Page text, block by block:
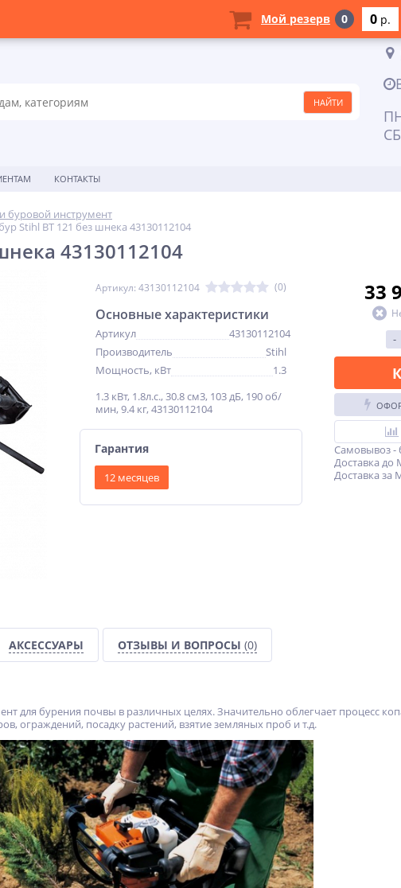
КОНТАКТЫ
буровой инструмент
Stihl BT 121 без шнека 43130112104
43130112104
Артикул: 43130112104 (0)
Основные характеристики
Артикул
43130112104
Производитель
Stihl
Мощность, кВт
1.3
1.3 кВт, 1.8л.с., 30.8 см3, 103 дБ, 190 об/
мин, 9.4 кг, 43130112104
Гарантия
12 месяцев
33
-
Самовывоз -
Доставка до
Доставка за
АКСЕССУАРЫ ОТЗЫВЫ И ВОПРОСЫ (0)
для бурения почвы в различных целях. Значительно облегчает процесс
ограждений, посадку растений, взятие земляных проб и т.д.
Мой резерв 0 0 p.